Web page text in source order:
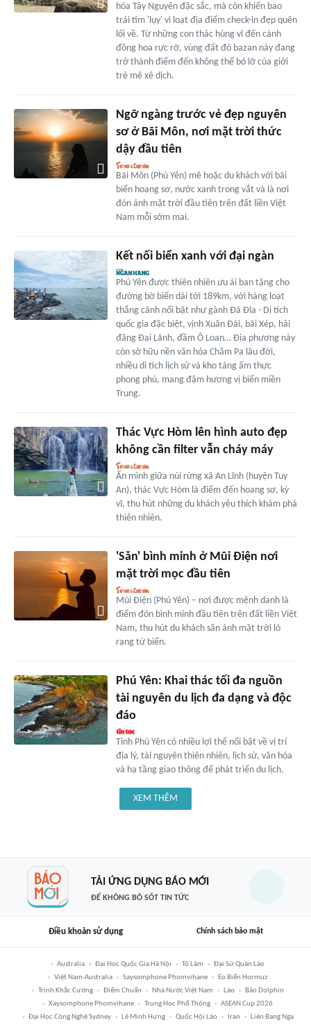
hóa Tây Nguyên đặc sắc, mà còn khiến bao
trái tim 'lụy' vì loạt địa điểm check-in đẹp quên
lối về. Từ những con thác hùng vĩ đến cánh
đồng hoa rực rỡ, vùng đất đỏ bazan này đang
trở thành điểm đến không thể bỏ lỡ của giới
trẻ mê xê dịch.
Ngỡ ngàng trước vẻ đẹp nguyên
sơ ở Bãi Môn, nơi mặt trời thức
dậy đầu tiên
Bãi Môn (Phú Yên) mê hoặc du khách với bãi
biển hoang sơ, nước xanh trong vắt và là nơi
đón ánh mặt trời đầu tiên trên đất liền Việt
Nam mỗi sớm mai.
Kết nối biển xanh với đại ngàn
Phú Yên được thiên nhiên ưu ái ban tặng cho
đường bờ biển dài tới 189km, với hàng loạt
thắng cảnh nổi bật như gành Đá Đĩa - Di tích
quốc gia đặc biệt, vịnh Xuân Đài, bãi Xép, hải
đăng Đại Lãnh, đầm Ô Loan… Địa phương này
còn sở hữu nền văn hóa Chăm Pa lâu đời,
nhiều di tích lịch sử và kho tàng ẩm thực
phong phú, mang đậm hương vị biển miền
Trung.
Thác Vực Hòm lên hình auto đẹp
không cần filter vẫn cháy máy
Ẩn mình giữa núi rừng xã An Lĩnh (huyện Tuy
An), thác Vực Hòm là điểm đến hoang sơ, kỳ
vĩ, thu hút những du khách yêu thích khám phá
thiên nhiên.
'Săn' bình minh ở Mũi Điện nơi
mặt trời mọc đầu tiên
Mũi Điện (Phú Yên) – nơi được mệnh danh là
điểm đón bình minh đầu tiên trên đất liền Việt
Nam, thu hút du khách săn ánh mặt trời ló
rạng từ biển.
Phú Yên: Khai thác tối đa nguồn
tài nguyên du lịch đa dạng và độc
đáo
Tỉnh Phú Yên có nhiều lợi thế nổi bật về vị trí
địa lý, tài nguyên thiên nhiên, lịch sử, văn hóa
và hạ tầng giao thông để phát triển du lịch.
XEM THÊM
TẢI ỨNG DỤNG BÁO MỚI
ĐỂ KHÔNG BỎ SÓT TIN TỨC
Điều khoản sử dụng Chính sách bảo mật
Australia Đại Học Quốc Gia Hà Nội Tô Lâm
Đại Sứ Quán Lào
Việt Nam-Australia
Saysomphone Phomvihane
Eo Biển Hormuz
Trịnh Khắc Cường
Điểm Chuẩn Nhà Nước Việt Nam Lào
Bão Dolphin
Xaysomphone Phomvihane
Trung Học Phổ Thông
ASEAN Cup 2026
Đại Học Công Nghệ Sydney
Lê Minh Hưng Quốc Hội Lào Iran Liên Bang Nga